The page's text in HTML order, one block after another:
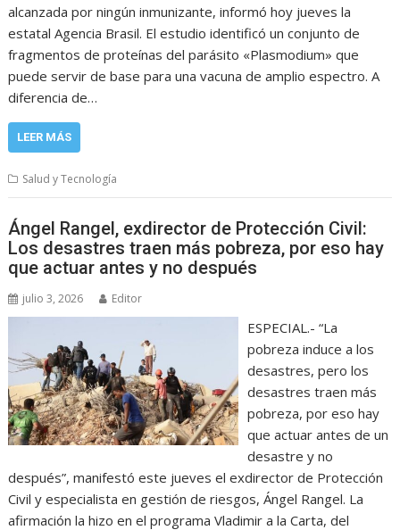
alcanzada por ningún inmunizante, informó hoy jueves la
estatal Agencia Brasil. El estudio identificó un conjunto de
fragmentos de proteínas del parásito «Plasmodium» que
puede servir de base para una vacuna de amplio espectro. A
diferencia de…
LEER MÁS
Salud y Tecnología
Ángel Rangel, exdirector de Protección Civil:
Los desastres traen más pobreza, por eso hay
que actuar antes y no después
julio 3, 2026 Editor
ESPECIAL.- “La
pobreza induce a los
desastres, pero los
desastres traen más
pobreza, por eso hay
que actuar antes de un
desastre y no
después”, manifestó este jueves el exdirector de Protección
Civil y especialista en gestión de riesgos, Ángel Rangel. La
afirmación la hizo en el programa Vladimir a la Carta, del